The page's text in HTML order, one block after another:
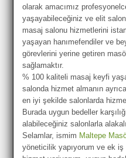
olarak amacımız
yaşayabileceğiniz ve elit
masaj salonu hizmetlerini
yaşayan hanımefendiler ve
görevlerini yerine getiren
sağlamaktır.
% 100 kaliteli masaj keyfi
salonda hizmet almanın
en iyi şekilde salonlarda
Burada uygun bedeller
alabileceğiniz salonlarla
Selamlar, ismim Maltepe
yöneticilik yapıyorum ve ek